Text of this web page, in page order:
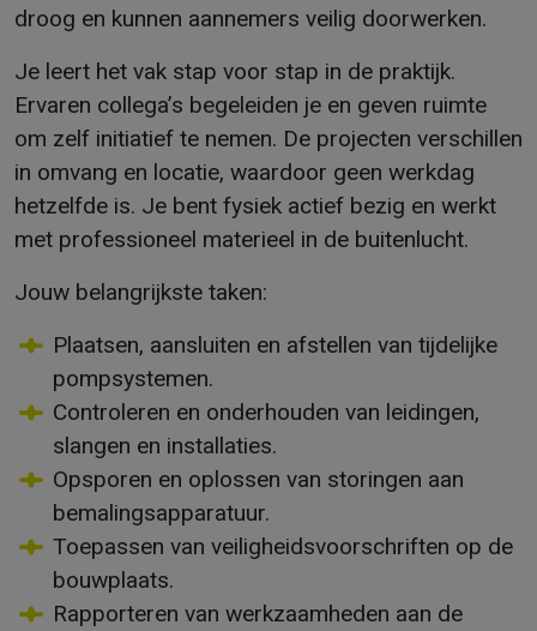
droog en kunnen aannemers veilig doorwerken.
Je leert het vak stap voor stap in de praktijk.
Ervaren collega’s begeleiden je en geven ruimte
om zelf initiatief te nemen. De projecten verschillen
in omvang en locatie, waardoor geen werkdag
hetzelfde is. Je bent fysiek actief bezig en werkt
met professioneel materieel in de buitenlucht.
Jouw belangrijkste taken:
Plaatsen, aansluiten en afstellen van tijdelijke
pompsystemen.
Controleren en onderhouden van leidingen,
slangen en installaties.
Opsporen en oplossen van storingen aan
bemalingsapparatuur.
Toepassen van veiligheidsvoorschriften op de
bouwplaats.
Rapporteren van werkzaamheden aan de